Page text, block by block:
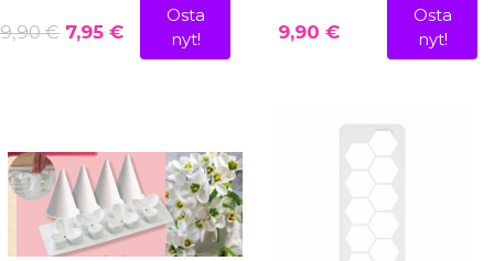
9,90 € 7,95 €
Osta
nyt!
9,90 €
Osta
nyt!